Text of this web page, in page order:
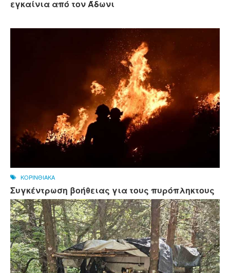
εγκαίνια από τον Άδωνι
ΚΟΡΙΝΘΙΑΚΑ
Συγκέντρωση βοήθειας για τους πυρόπληκτους